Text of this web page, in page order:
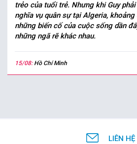
trẻo của tuổi trẻ. Nhưng khi Guy
nghĩa vụ quân sự tại Algeria,
những biến cố của cuộc sống dần
những ngã rẽ khác nhau.
15/08: Hồ Chí Minh
LIÊN HỆ